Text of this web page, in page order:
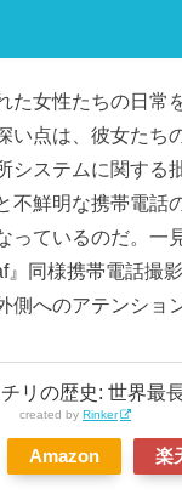
た女性たちの日常
い点は、彼女たち
システムに関す
不鮮明な携帯電
っているのだ。一
』同様携帯電話撮
側へのアテンショ
チリの歴史: 世界最
created by Rinker
Amazon 楽